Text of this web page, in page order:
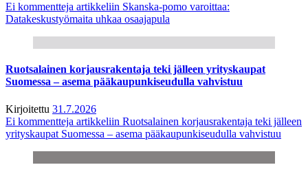
Ei kommentteja artikkeliin Skanska-pomo varoittaa:
Datakeskustyömaita uhkaa osaajapula
Ruotsalainen korjausrakentaja teki jälleen yrityskaupat
Suomessa – asema pääkaupunkiseudulla vahvistuu
Kirjoitettu 31.7.2026
Ei kommentteja artikkeliin Ruotsalainen korjausrakentaja teki jälleen
yrityskaupat Suomessa – asema pääkaupunkiseudulla vahvistuu